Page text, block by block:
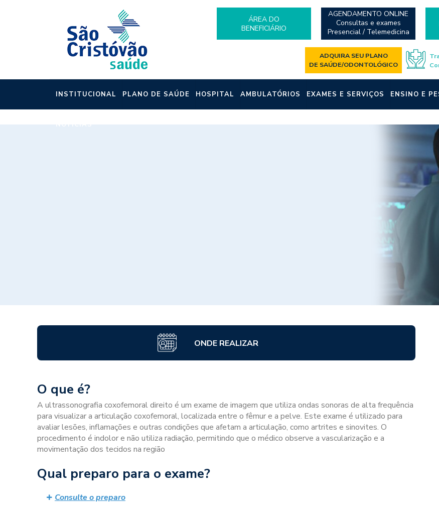
ÁREA DO
BENEFICIÁRIO
AGENDAMENTO ONLINE
Consultas e exames
Presencial / Telemedicina
ADQUIRA SEU PLANO
DE SAÚDE/ODONTOLÓGICO
INSTITUCIONAL PLANO DE SAÚDE HOSPITAL AMBULATÓRIOS EXAMES E SERVIÇOS ENSINO E
NOTÍCIAS
ONDE REALIZAR
O que é?
A ultrassonografia coxofemoral direito é um exame de imagem que utiliza ondas sonoras de alta frequência
para visualizar a articulação coxofemoral, localizada entre o fêmur e a pelve. Este exame é utilizado para
avaliar lesões, inflamações e outras condições que afetam a articulação, como artrites e sinovites. O
procedimento é indolor e não utiliza radiação, permitindo que o médico observe a vascularização e a
movimentação dos tecidos na região
Qual preparo para o exame?
Consulte o preparo